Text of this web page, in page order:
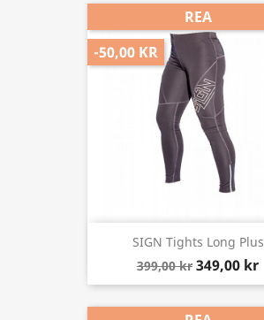
SIGN Tights Long Plus
399,00 kr 349,00 kr
REA
-50,00 KR